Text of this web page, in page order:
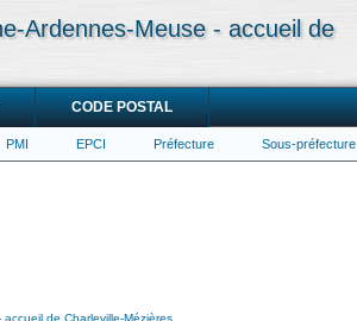
Ardennes-Meuse - accueil de
CODE POSTAL
PMI EPCI Préfecture Sous-préfecture
de Charleville-Mézières